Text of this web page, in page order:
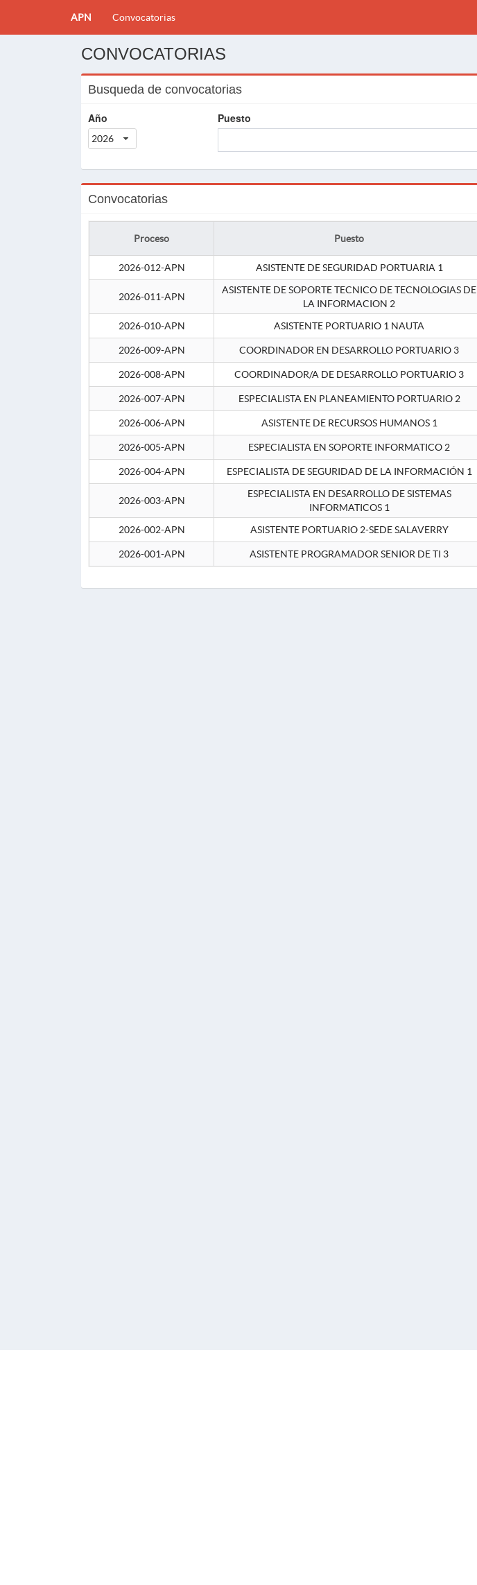
APN Convocatorias
CONVOCATORIAS
Busqueda de convocatorias
Año
2026
Puesto
Convocatorias
Proceso Puesto
2026-012-APN ASISTENTE DE SEGURIDAD PORTUARIA 1
2026-011-APN
ASISTENTE DE SOPORTE TECNICO DE TECNOLOGIAS DE
LA INFORMACION 2
2026-010-APN ASISTENTE PORTUARIO 1 NAUTA
2026-009-APN COORDINADOR EN DESARROLLO PORTUARIO 3
2026-008-APN COORDINADOR/A DE DESARROLLO PORTUARIO 3
2026-007-APN ESPECIALISTA EN PLANEAMIENTO PORTUARIO 2
2026-006-APN ASISTENTE DE RECURSOS HUMANOS 1
2026-005-APN ESPECIALISTA EN SOPORTE INFORMATICO 2
2026-004-APN ESPECIALISTA DE SEGURIDAD DE LA INFORMACIÓN 1
2026-003-APN
ESPECIALISTA EN DESARROLLO DE SISTEMAS
INFORMATICOS 1
2026-002-APN ASISTENTE PORTUARIO 2-SEDE SALAVERRY
2026-001-APN ASISTENTE PROGRAMADOR SENIOR DE TI 3